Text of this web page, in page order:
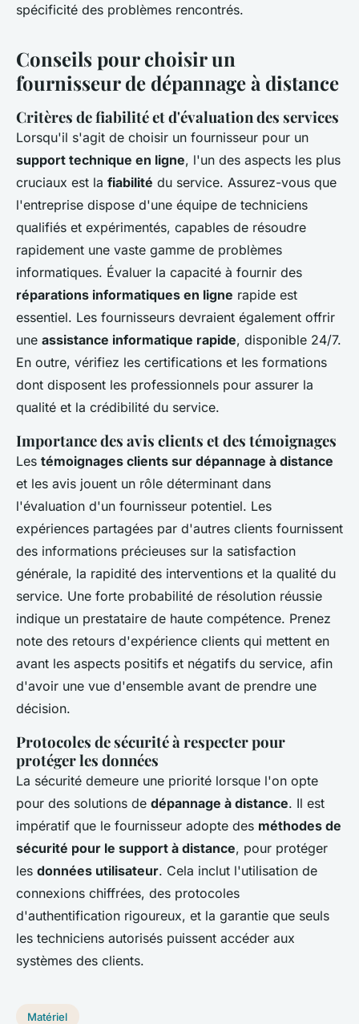
spécificité des problèmes rencontrés.
Conseils pour choisir un
fournisseur de dépannage à distance
Critères de fiabilité et d'évaluation des services
Lorsqu'il s'agit de choisir un fournisseur pour un
support technique en ligne, l'un des aspects les plus
cruciaux est la fiabilité du service. Assurez-vous que
l'entreprise dispose d'une équipe de techniciens
qualifiés et expérimentés, capables de résoudre
rapidement une vaste gamme de problèmes
informatiques. Évaluer la capacité à fournir des
réparations informatiques en ligne rapide est
essentiel. Les fournisseurs devraient également offrir
une assistance informatique rapide, disponible 24/7.
En outre, vérifiez les certifications et les formations
dont disposent les professionnels pour assurer la
qualité et la crédibilité du service.
Importance des avis clients et des témoignages
Les témoignages clients sur dépannage à distance
et les avis jouent un rôle déterminant dans
l'évaluation d'un fournisseur potentiel. Les
expériences partagées par d'autres clients fournissent
des informations précieuses sur la satisfaction
générale, la rapidité des interventions et la qualité du
service. Une forte probabilité de résolution réussie
indique un prestataire de haute compétence. Prenez
note des retours d'expérience clients qui mettent en
avant les aspects positifs et négatifs du service, afin
d'avoir une vue d'ensemble avant de prendre une
décision.
Protocoles de sécurité à respecter pour
protéger les données
La sécurité demeure une priorité lorsque l'on opte
pour des solutions de dépannage à distance. Il est
impératif que le fournisseur adopte des méthodes de
sécurité pour le support à distance, pour protéger
les données utilisateur. Cela inclut l'utilisation de
connexions chiffrées, des protocoles
d'authentification rigoureux, et la garantie que seuls
les techniciens autorisés puissent accéder aux
systèmes des clients.
Matériel